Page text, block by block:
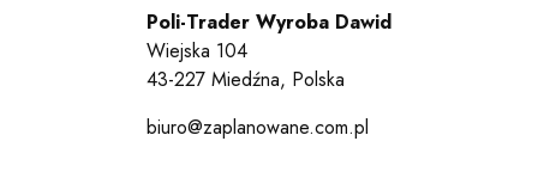
Poli-Trader Wyroba Dawid
Wiejska 104
43-227 Miedźna, Polska
biuro@zaplanowane.com.pl